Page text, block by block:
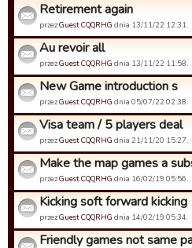
Retirement again
przezGuest CQQRHG dnia 13/11/22 12:31.
Au revoir all
przezGuest CQQRHG dnia 13/11/22 11:58.
New Game introduction s
przezGuest CQQRHG dnia 05/07/22 02:38.
Visa team / 5 players deal
przezGuest CQQRHG dnia 21/11/20 15:27.
Make the map games a
przezGuest CQQRHG dnia 16/02/19 05:56.
Kicking soft forward kicking
przezGuest CQQRHG dnia 14/02/19 05:34.
Friendly games not same